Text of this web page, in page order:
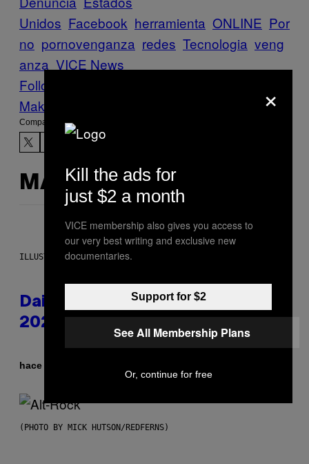
Unidos Facebook herramienta ONLINE Por
no pornovenganza redes Tecnologia veng
anza VICE News
Follow Us On Discover
Make Us Preferred In Top Stories
Compartir:
MÁS DE LO MISMO
ILLUSTRATION BY REESA.
Daily Horoscope: August 6,
2026
hace 42 minutos
(PHOTO BY MICK HUTSON/REDFERNS)
×
Kill the ads for
just $2 a month
VICE membership also gives you access to
our very best writing and exclusive new
documentaries.
Support for $2
See All Membership Plans
Or, continue for free